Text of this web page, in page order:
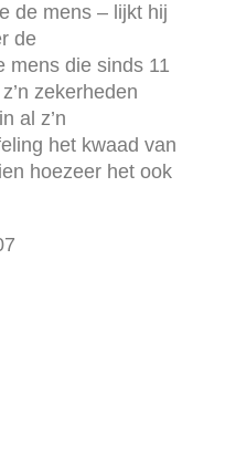
de mens – lijkt hij
de
mens die sinds 11
zekerheden
al z’n
het kwaad van
hoezeer het ook